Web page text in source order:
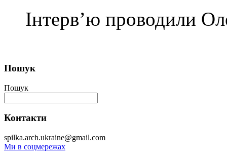
Інтерв’ю проводили
Пошук
Пошук
Контакти
spilka.arch.ukraine@gmail.com
Ми в соцмережах